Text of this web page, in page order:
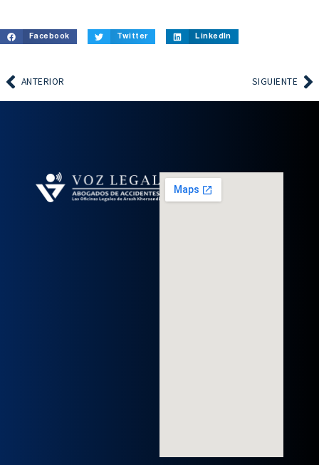
Facebook Twitter LinkedIn
ANTERIOR SIGUIENTE